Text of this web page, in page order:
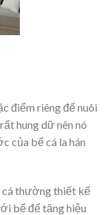
điểm riêng để nuôi
hung dữ nên nó
của bể cá la hán
cá thường thiết kế
bể để tăng hiệu